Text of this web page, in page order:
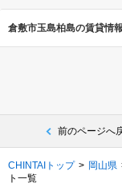
倉敷市玉島柏島の賃貸情
前のページへ
CHINTAIトップ 岡山県
ト一覧